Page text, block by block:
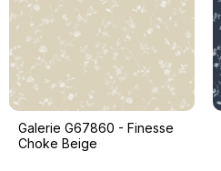
Galerie G67860 - Finesse
Choke Beige